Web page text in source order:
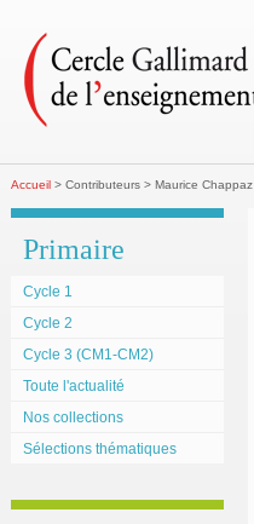
Accueil > Contributeurs > Maurice Chappaz
Primaire
Cycle 1
Cycle 2
Cycle 3 (CM1-CM2)
Toute l'actualité
Nos collections
Sélections thématiques